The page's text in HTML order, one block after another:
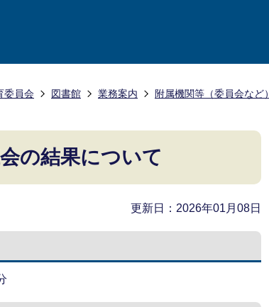
委員会 図書館 業務案内 附属機関等（委員会など）
の結果について
更新日：2026年01月08日